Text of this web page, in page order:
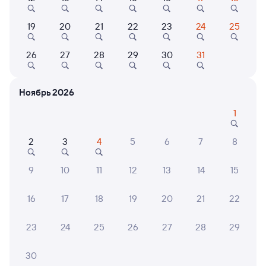
6 причин купить ж/д билеты
8,9
Mercure Hotel and
8 ⁠200 ⁠₽ 3 ⁠707 ⁠₽
19 20 21 22 23 24 25
26 27 28 29 30 31
Ноябрь 2026
1
2 3 4 5 6 7 8
9 10 11 12 13 14 15
16 17 18 19 20 21 22
23 24 25 26 27 28 29
30